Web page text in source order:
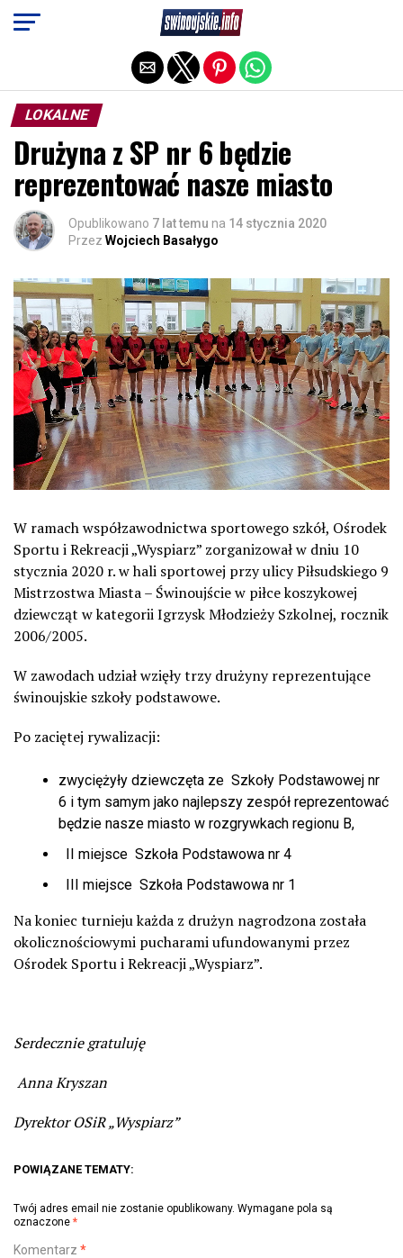
LOKALNE
Drużyna z SP nr 6 będzie
reprezentować nasze miasto
Opublikowano 7 lat temu na 14 stycznia 2020
Przez Wojciech Basałygo
W ramach współzawodnictwa sportowego szkół, Ośrodek
Sportu i Rekreacji „Wyspiarz” zorganizował w dniu 10
stycznia 2020 r. w hali sportowej przy ulicy Piłsudskiego 9
Mistrzostwa Miasta – Świnoujście w piłce koszykowej
dziewcząt w kategorii Igrzysk Młodzieży Szkolnej, rocznik
2006/2005.
W zawodach udział wzięły trzy drużyny reprezentujące
świnoujskie szkoły podstawowe.
Po zaciętej rywalizacji:
zwyciężyły dziewczęta ze Szkoły Podstawowej nr
6 i tym samym jako najlepszy zespół reprezentować
będzie nasze miasto w rozgrywkach regionu B,
II miejsce Szkoła Podstawowa nr 4
III miejsce Szkoła Podstawowa nr 1
Na koniec turnieju każda z drużyn nagrodzona została
okolicznościowymi pucharami ufundowanymi przez
Ośrodek Sportu i Rekreacji „Wyspiarz”.
Serdecznie gratuluję
Anna Kryszan
Dyrektor OSiR „Wyspiarz”
POWIĄZANE TEMATY:
Twój adres email nie zostanie opublikowany. Wymagane pola są
oznaczone *
Komentarz *
Exit mobile version